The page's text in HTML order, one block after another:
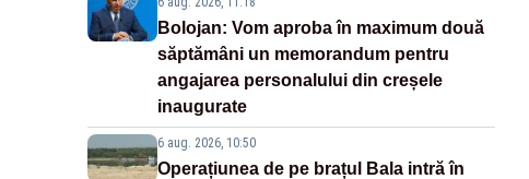
Bolojan: Vom aproba în maximum două
săptămâni un memorandum pentru
angajarea personalului din creșele
inaugurate
6 aug. 2026, 10:50
Operațiunea de pe brațul Bala intră în